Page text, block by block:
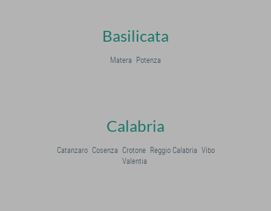
Basilicata
Matera Potenza
Calabria
Catanzaro Cosenza Crotone Reggio Calabria Vibo
Valentia